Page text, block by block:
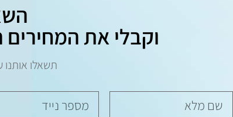
וקבלי את
תשאלו